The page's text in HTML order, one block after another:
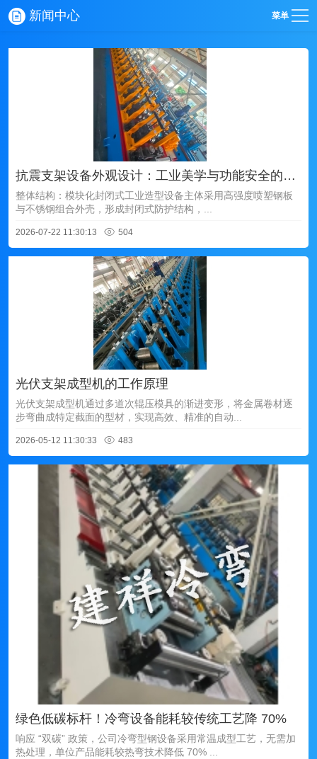
新闻中心 菜单
抗震支架设备外观设计：工业美学与功能安全的深度融合‌
整体结构：模块化封闭式工业造型‌设备主体采用高强度喷塑钢板
与不锈钢组合外壳，形成‌封闭式防护结构‌，...
2026-07-22 11:30:13 504
光伏支架成型机的工作原理
光伏支架成型机通过多道次辊压模具的渐进变形，将金属卷材逐
步弯曲成特定截面的型材，实现高效、精准的自动...
2026-05-12 11:30:33 483
绿色低碳标杆！冷弯设备能耗较传统工艺降 70%
响应 “双碳” 政策，公司冷弯型钢设备采用常温成型工艺，无需加
热处理，单位产品能耗较热弯技术降低 70% ...